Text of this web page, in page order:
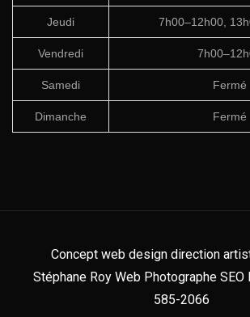
Jeudi 7h00–12h00,
Vendredi
Samedi Fermé
Dimanche Fermé
Concept web design direction
Stéphane Roy Web Photographe
585-2066